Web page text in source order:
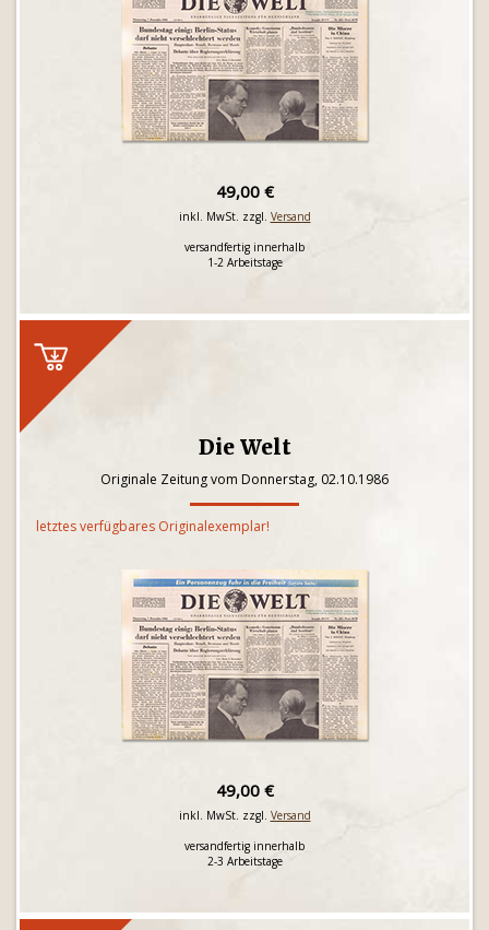
49,00 €
inkl. MwSt. zzgl. Versand
versandfertig innerhalb
1-2 Arbeitstage
Die Welt
Originale Zeitung vom Donnerstag, 02.10.1986
letztes verfügbares Originalexemplar!
49,00 €
inkl. MwSt. zzgl. Versand
versandfertig innerhalb
2-3 Arbeitstage